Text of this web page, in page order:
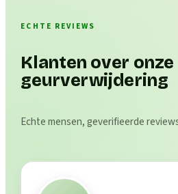
ECHTE REVIEWS
Klanten over onze
geurverwijdering
Echte mensen, geverifieerde